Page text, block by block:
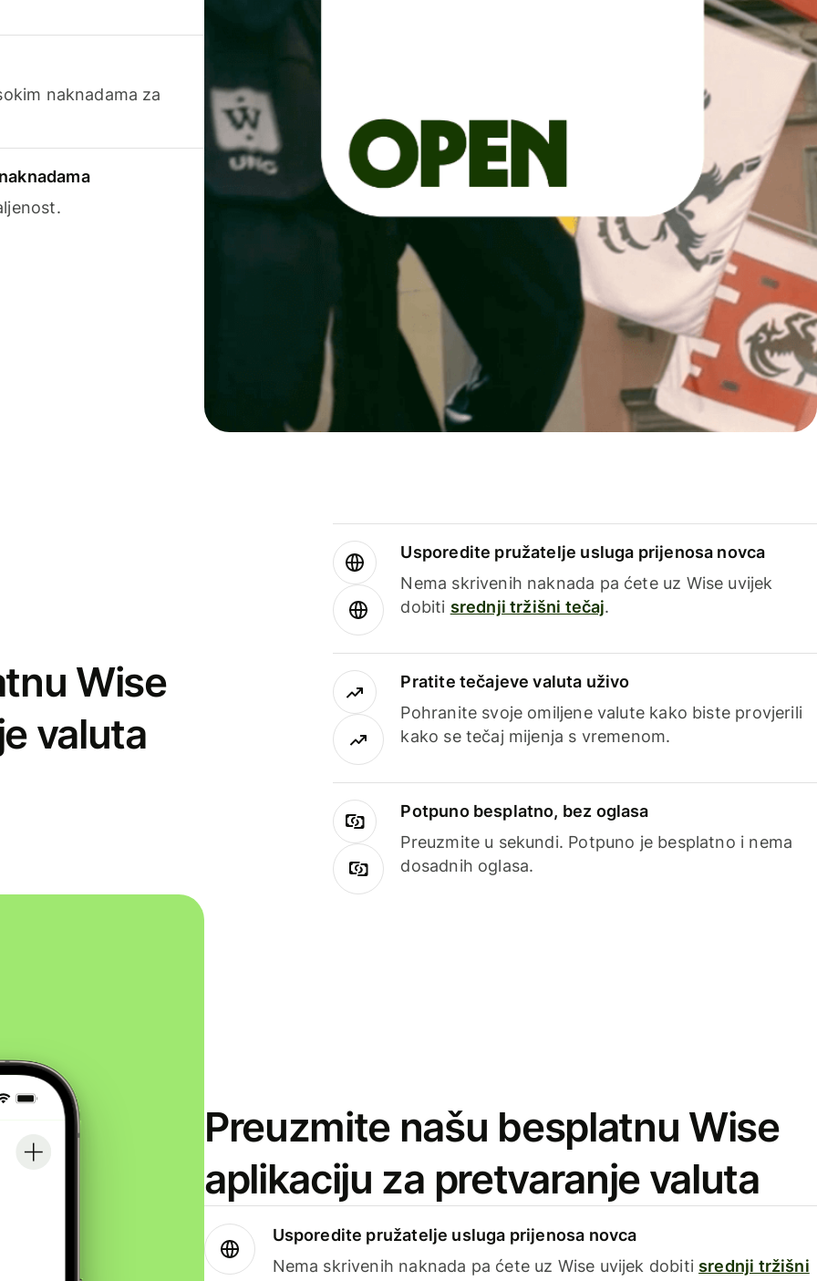
naknadama za
Wise
valuta
Usporedite pružatelje usluga prijenosa novca
Nema skrivenih naknada pa ćete uz Wise uvijek
dobiti srednji tržišni tečaj.
Pratite tečajeve valuta uživo
Pohranite svoje omiljene valute kako biste provjerili
kako se tečaj mijenja s vremenom.
Potpuno besplatno, bez oglasa
Preuzmite u sekundi. Potpuno je besplatno i nema
dosadnih oglasa.
Preuzmite našu besplatnu Wise
aplikaciju za pretvaranje valuta
Usporedite pružatelje usluga prijenosa novca
Nema skrivenih naknada pa ćete uz Wise uvijek dobiti srednji tržišni